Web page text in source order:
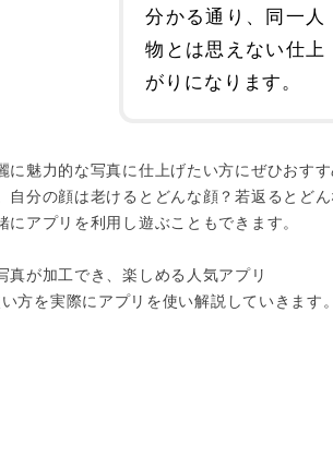
分かる通り、同一人
物とは思えない仕上
がりになります。
に魅力的な写真に仕上げたい方にぜひおす
自分の顔は老けるとどんな顔？若返るとど
にアプリを利用し遊ぶこともできます。
真が加工でき、楽しめる人気アプリ
い方を実際にアプリを使い解説していきます